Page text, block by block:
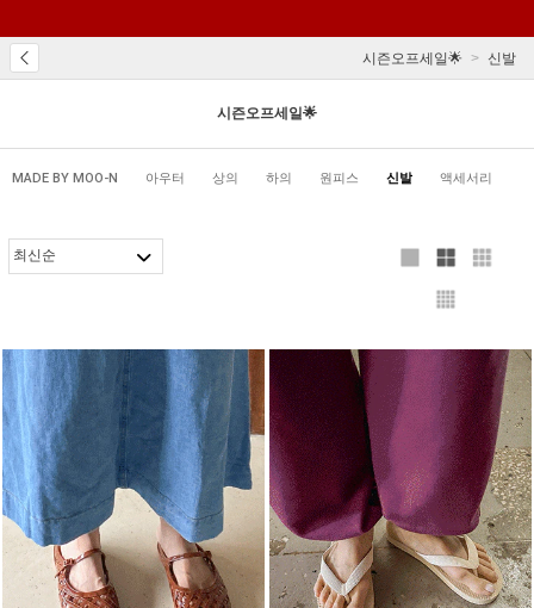
시즌오프세일🌟 신발
시즌오프세일🌟
MADE BY MOO-N 아우터 상의 하의 원피스 신발 액세서리